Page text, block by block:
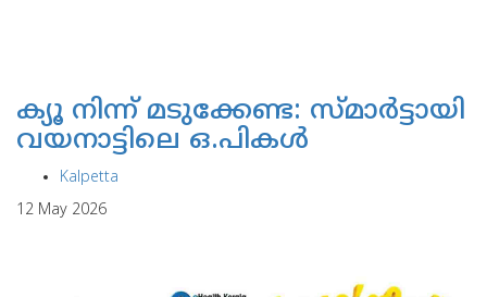
ക്യൂ നിന്ന് മടുക്കേണ്ട: സ്മാര്‍ട്ടായി
വയനാട്ടിലെ ഒ.പികള്‍
Kalpetta
12 May 2026